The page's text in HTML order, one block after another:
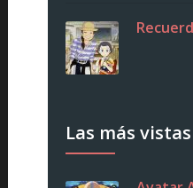
Las más